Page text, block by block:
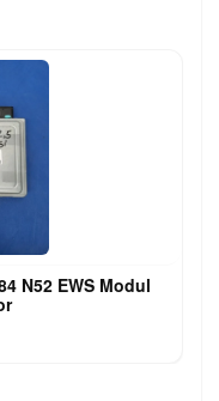
N52 EWS Modul